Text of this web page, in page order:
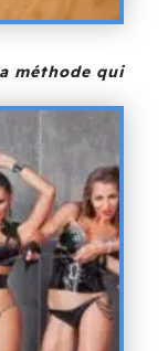
méthode qui